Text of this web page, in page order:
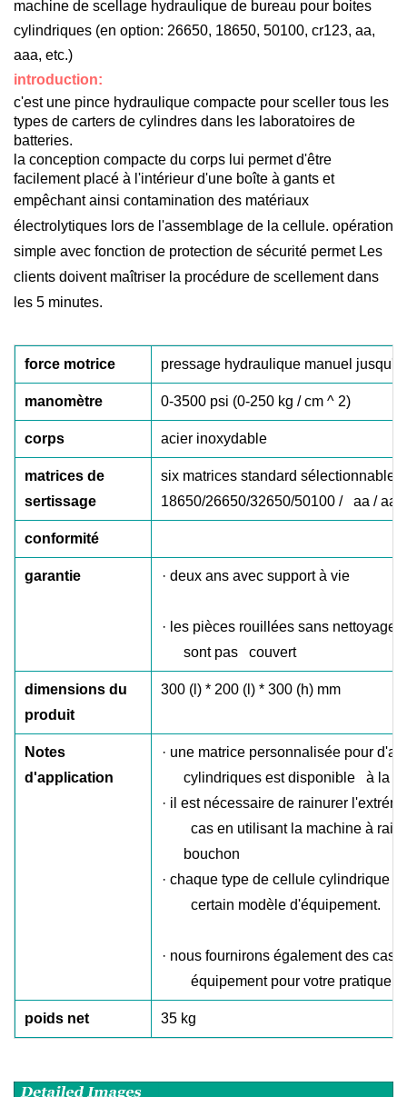
machine de scellage hydraulique de bureau pour boites
cylindriques (en option: 26650, 18650, 50100, cr123, aa,
aaa, etc.)
introduction:
c'est une pince hydraulique compacte pour sceller tous les
types de carters de cylindres dans les laboratoires de
batteries.
la conception compacte du corps lui permet d'être
facilement placé à l'intérieur d'une boîte à gants et
empêchant ainsi contamination des matériaux
électrolytiques lors de l'assemblage de la cellule. opération
simple avec fonction de protection de sécurité permetLes
clients doivent maîtriser la procédure de scellement dans
les 5 minutes.
force motrice pressage hydraulique manuel jusqu'à
manomètre 0-3500 psi (0-250 kg / cm ^ 2)
corps acier inoxydable
matrices de
sertissage
six matrices standard sélectionnables:
18650/26650/32650/50100 / aa / aaa
conformité
garantie · deux ans avec support à vie
· les pièces rouillées sans nettoyage
sont pas couvert
dimensions du
produit
300 (l) * 200 (l) * 300 (h) mm
Notes
d'application
· une matrice personnalisée pour
cylindriques est disponible à la
· il est nécessaire de rainurer
cas en utilisant la machine à
bouchon
· chaque type de cellule cylindrique
certain modèle d'équipement.
· nous fournirons également des cas
équipement pour votre pratique
poids net 35 kg